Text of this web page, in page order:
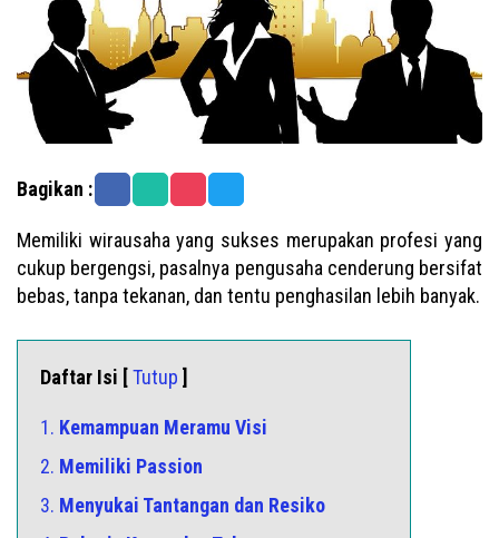
Bagikan :
Memiliki wirausaha yang sukses merupakan profesi yang
cukup bergengsi, pasalnya pengusaha cenderung bersifat
bebas, tanpa tekanan, dan tentu penghasilan lebih banyak.
Daftar Isi [Tutup ]
1. Kemampuan Meramu Visi
2. Memiliki Passion
3. Menyukai Tantangan dan Resiko